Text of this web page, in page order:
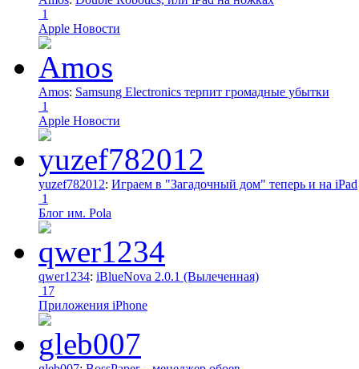
1
Apple Новости
Amos: Samsung Electronics терпит громадные убытки
1
Apple Новости
yuzef782012: Играем в "Загадочный дом" теперь и на iPad
1
Блог им. Pola
qwer1234: iBlueNova 2.0.1 (Вылеченная)
17
Приложения iPhone